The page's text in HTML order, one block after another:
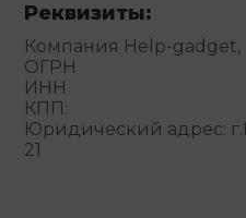
Реквизиты:
Компания Help-gadget,
ОГРН
ИНН
КПП:
Юридический адрес:
21